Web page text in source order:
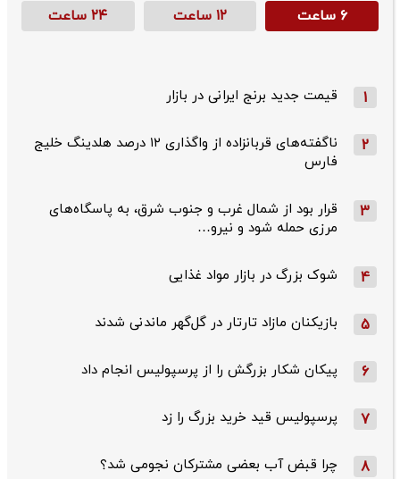
۶ ساعت ۱۲ ساعت ۲۴ ساعت
1 قیمت جدید برنج ایرانی در بازار
2
ناگفته‌های قربانزاده از واگذاری ۱۲ درصد هلدینگ خلیج
فارس
3
قرار بود از شمال ‌غرب و جنوب‌ شرق، به پاسگاه‌های
مرزی حمله شود و نیرو…
4 شوک بزرگ در بازار مواد غذایی
5 بازیکنان مازاد تارتار در گل‌گهر ماندنی شدند
6 پیکان شکار بزرگش را از پرسپولیس انجام داد
7 پرسپولیس قید خرید بزرگ را زد
8 چرا قبض آب بعضی مشترکان نجومی شد؟